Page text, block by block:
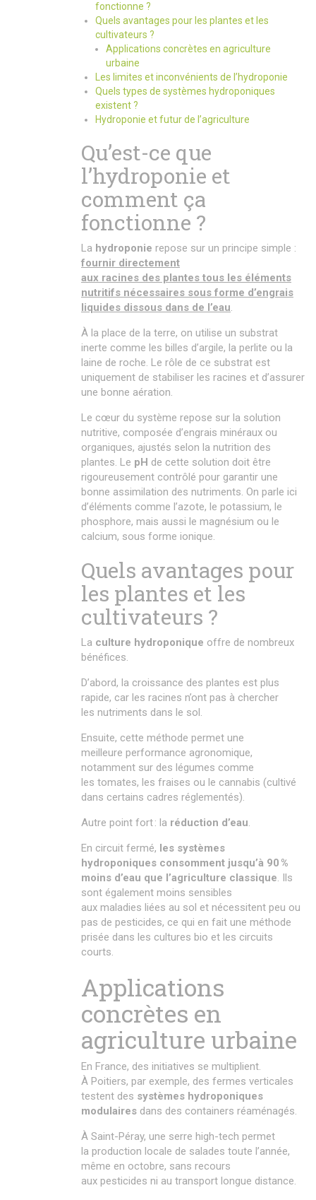
fonctionne ?
Quels avantages pour les plantes et les
cultivateurs ?
Applications concrètes en agriculture
urbaine
Les limites et inconvénients de l’hydroponie
Quels types de systèmes hydroponiques
existent ?
Hydroponie et futur de l’agriculture
Qu’est-ce que
l’hydroponie et
comment ça
fonctionne ?
La hydroponie repose sur un principe simple :
fournir directement
aux racines des plantes tous les éléments
nutritifs nécessaires sous forme d’engrais
liquides dissous dans de l’eau.
À la place de la terre, on utilise un substrat
inerte comme les billes d’argile, la perlite ou la
laine de roche. Le rôle de ce substrat est
uniquement de stabiliser les racines et d’assurer
une bonne aération.
Le cœur du système repose sur la solution
nutritive, composée d’engrais minéraux ou
organiques, ajustés selon la nutrition des
plantes. Le pH de cette solution doit être
rigoureusement contrôlé pour garantir une
bonne assimilation des nutriments. On parle ici
d’éléments comme l’azote, le potassium, le
phosphore, mais aussi le magnésium ou le
calcium, sous forme ionique.
Quels avantages pour
les plantes et les
cultivateurs ?
La culture hydroponique offre de nombreux
bénéfices.
D’abord, la croissance des plantes est plus
rapide, car les racines n’ont pas à chercher
les nutriments dans le sol.
Ensuite, cette méthode permet une
meilleure performance agronomique,
notamment sur des légumes comme
les tomates, les fraises ou le cannabis (cultivé
dans certains cadres réglementés).
Autre point fort : la réduction d’eau.
En circuit fermé, les systèmes
hydroponiques consomment jusqu’à 90 %
moins d’eau que l’agriculture classique. Ils
sont également moins sensibles
aux maladies liées au sol et nécessitent peu ou
pas de pesticides, ce qui en fait une méthode
prisée dans les cultures bio et les circuits
courts.
Applications
concrètes en
agriculture urbaine
En France, des initiatives se multiplient.
À Poitiers, par exemple, des fermes verticales
testent des systèmes hydroponiques
modulaires dans des containers réaménagés.
À Saint-Péray, une serre high-tech permet
la production locale de salades toute l’année,
même en octobre, sans recours
aux pesticides ni au transport longue distance.